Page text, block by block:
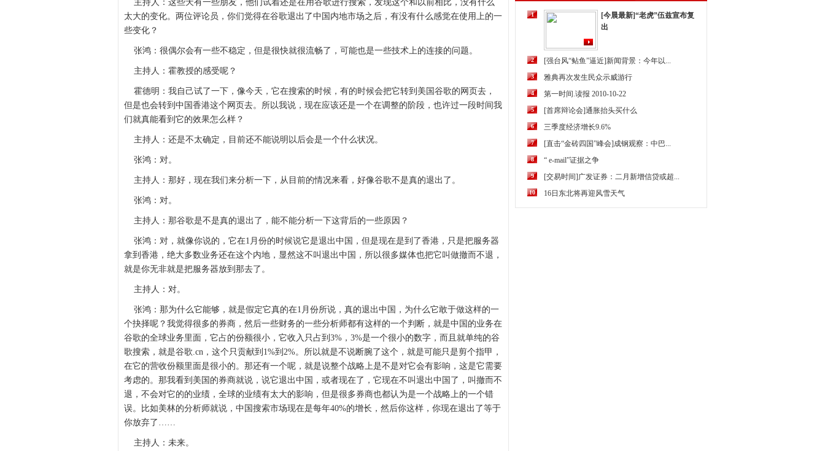
主持人：这些天有一些朋友，他们试着还是在用谷歌进行搜索，发现这个和以前相比，没有什么
太大的变化。两位评论员，你们觉得在谷歌退出了中国内地市场之后，有没有什么感觉在使用上的一
些变化？
张鸿：很偶尔会有一些不稳定，但是很快就很流畅了，可能也是一些技术上的连接的问题。
主持人：霍教授的感受呢？
霍德明：我自己试了一下，像今天，它在搜索的时候，有的时候会把它转到美国谷歌的网页去，
但是也会转到中国香港这个网页去。所以我说，现在应该还是一个在调整的阶段，也许过一段时间我
们就真能看到它的效果怎么样？
主持人：还是不太确定，目前还不能说明以后会是一个什么状况。
张鸿：对。
主持人：那好，现在我们来分析一下，从目前的情况来看，好像谷歌不是真的退出了。
张鸿：对。
主持人：那谷歌是不是真的退出了，能不能分析一下这背后的一些原因？
张鸿：对，就像你说的，它在1月份的时候说它是退出中国，但是现在是到了香港，只是把服务器
拿到香港，绝大多数业务还在这个内地，显然这不叫退出中国，所以很多媒体也把它叫做撤而不退，
就是你无非就是把服务器放到那去了。
主持人：对。
张鸿：那为什么它能够，就是假定它真的在1月份所说，真的退出中国，为什么它敢于做这样的一
个抉择呢？我觉得很多的券商，然后一些财务的一些分析师都有这样的一个判断，就是中国的业务在
谷歌的全球业务里面，它占的份额很小，它收入只占到3%，3%是一个很小的数字，而且就单纯的谷
歌搜索，就是谷歌.cn，这个只贡献到1%到2%。所以就是不说断腕了这个，就是可能只是剪个指甲，
在它的营收份额里面是很小的。那还有一个呢，就是说整个战略上是不是对它会有影响，这是它需要
考虑的。那我看到美国的券商就说，说它退出中国，或者现在了，它现在不叫退出中国了，叫撤而不
退，不会对它的的业绩，全球的业绩有太大的影响，但是很多券商也都认为是一个战略上的一个错
误。比如美林的分析师就说，中国搜索市场现在是每年40%的增长，然后你这样，你现在退出了等于
你放弃了……
主持人：未来。
1
[今晨最新]“老虎”伍兹宣布复
出
2 [强台风“鲇鱼”逼近]新闻背景：今年以...
3 雅典再次发生民众示威游行
4 第一时间.读报 2010-10-22
5 [首席辩论会]通胀抬头买什么
6 三季度经济增长9.6%
7 [直击“金砖四国”峰会]成钢观察：中巴...
8 “ e-mail”证据之争
9 [交易时间]广发证券：二月新增信贷或超...
10 16日东北将再迎风雪天气